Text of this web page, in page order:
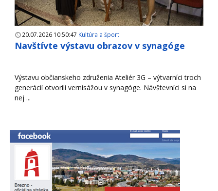
20.07.2026 10:50:47 Kultúra a šport
Navštívte výstavu obrazov v synagóge
Výstavu občianskeho združenia Ateliér 3G – výtvarníci troch
generácií otvorili vernisážou v synagóge. Návštevníci si na
nej ...